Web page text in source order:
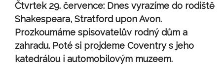
Čtvrtek 29. července: Dnes vyrazíme do rodiště
Shakespeara, Stratford upon Avon.
Prozkoumáme spisovatelův rodný dům a
zahradu. Poté si projdeme Coventry s jeho
katedrálou i automobilovým muzeem.